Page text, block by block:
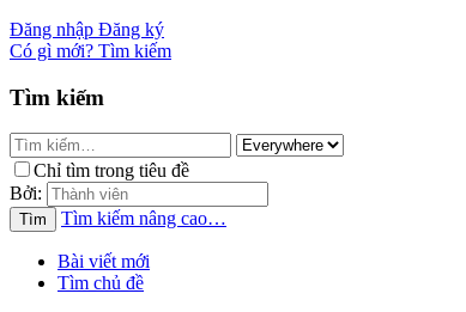
Đăng nhập Đăng ký
Có gì mới? Tìm kiếm
Tìm kiếm
Chỉ tìm trong tiêu đề
Bởi:
Tìm Tìm kiếm nâng cao…
Bài viết mới
Tìm chủ đề